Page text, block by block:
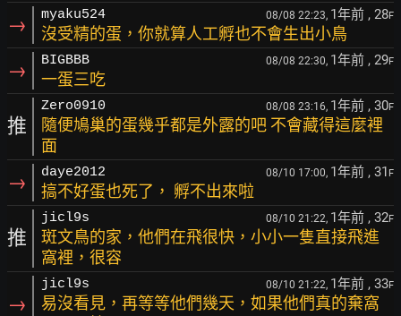
→ myaku524 08/08 22:23, 1年前 , 28F
沒受精的蛋，你就算人工孵也不會生出小鳥
→ BIGBBB 08/08 22:30, 1年前 , 29F
一蛋三吃
推
Zero0910 08/08 23:16, 1年前 , 30F
隨便鳩巢的蛋幾乎都是外露的吧 不會藏得這麼裡
面
→ daye2012 08/10 17:00, 1年前 , 31 F
搞不好蛋也死了， 孵不出來啦
推
jicl9s 08/10 21:22, 1年前 , 32F
斑文鳥的家，他們在飛很快，小小一隻直接飛進
窩裡，很容
→
jicl9s 08/10 21:22, 1年前 , 33F
易沒看見，再等等他們幾天，如果他們真的棄窩